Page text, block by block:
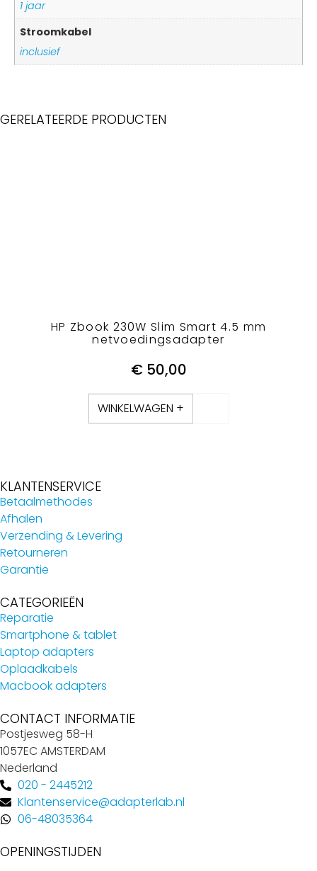
1 jaar
Stroomkabel
inclusief
GERELATEERDE PRODUCTEN
HP Zbook 230W Slim Smart 4.5 mm
netvoedingsadapter
€50,00
WINKELWAGEN +
KLANTENSERVICE
Betaalmethodes
Afhalen
Verzending & Levering
Retourneren
Garantie
CATEGORIEËN
Reparatie
Smartphone & tablet
Laptop adapters
Oplaadkabels
Macbook adapters
CONTACT INFORMATIE
Postjesweg 58-H
1057EC AMSTERDAM
Nederland
020 - 2445212
Klantenservice@adapterlab.nl
06-48035364
OPENINGSTIJDEN